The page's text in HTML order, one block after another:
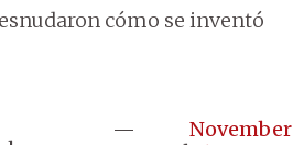
cómo se inventó
—
November